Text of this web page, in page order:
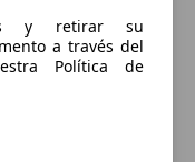
y retirar su
a través del
Política de